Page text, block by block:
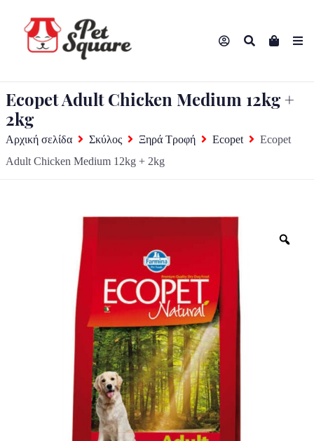
Ecopet Adult Chicken Medium 12kg +
2kg
Αρχική σελίδα Σκύλος Ξηρά Τροφή Ecopet
Ecopet
Adult Chicken Medium 12kg + 2kg